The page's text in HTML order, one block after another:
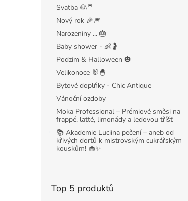
Svatba 👰🤵
Nový rok 🎉🎆
Narozeniny ... 🎂
Baby shower - 👶🤰
Podzim & Halloween 🎃
Velikonoce 🐰🐣
Bytové doplňky - Chic Antique
Vánoční ozdoby
Moka Professional – Prémiové směsi na
frappé, latté, limonády a ledovou tříšť
📚 Akademie Luciina pečení – aneb od
křivých dortů k mistrovským cukrářským
kouskům! 🧁✨
Top 5 produktů